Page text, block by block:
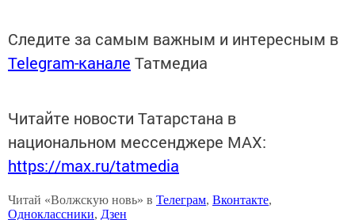
Следите за самым важным и интересным в
Telegram-канале Татмедиа
Читайте новости Татарстана в
национальном мессенджере MАХ:
https://max.ru/tatmedia
Читай «Волжскую новь» в Телеграм, Вконтакте,
Одноклассники, Дзен